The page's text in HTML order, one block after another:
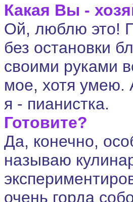
Какая Вы -
Ой, люблю это!
без остановки
своими руками
мое, хотя умею.
я - пианистка.
Готовите?
Да, конечно,
называю
очень горда